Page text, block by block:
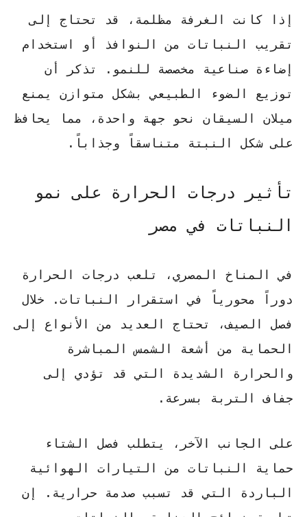
إذا كانت الغرفة مظلمة، قد تحتاج إلى
تقريب النباتات من النوافذ أو استخدام
إضاءة صناعية مخصصة للنمو. تذكر أن
توزيع الضوء الطبيعيبشكل متوازن يمنع
ميلان السيقان نحو جهة واحدة، مما يحافظ
على شكل النبتة متناسقاً وجذاباً.
تأثير درجات الحرارة على نمو
النباتات في مصر
في المناخ المصري، تلعب درجات الحرارة
دوراً محورياً في استقرار النباتات. خلال
فصل الصيف، تحتاج العديد من الأنواع إلى
الحماية من أشعة الشمس المباشرة
والحرارة الشديدة التي قد تؤدي إلى
جفاف التربة بسرعة.
على الجانب الآخر، يتطلب فصل الشتاء
حماية النباتات من التيارات الهوائية
الباردة التي قد تسبب صدمة حرارية. إن